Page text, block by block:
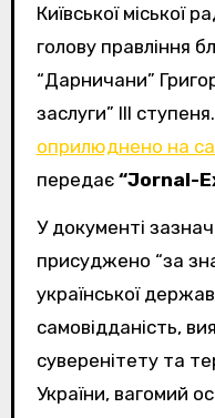
Київської міської
голову правління
“Дарничани”
заслуги” ІІІ
оприлюднено на
передає “Jornal-
У документі
присуджено “за
української
самовідданість,
суверенітету та
України, вагомий